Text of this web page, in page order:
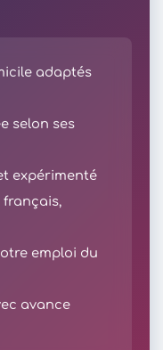
adaptés
selon ses
expérimenté
français,
emploi du
avance